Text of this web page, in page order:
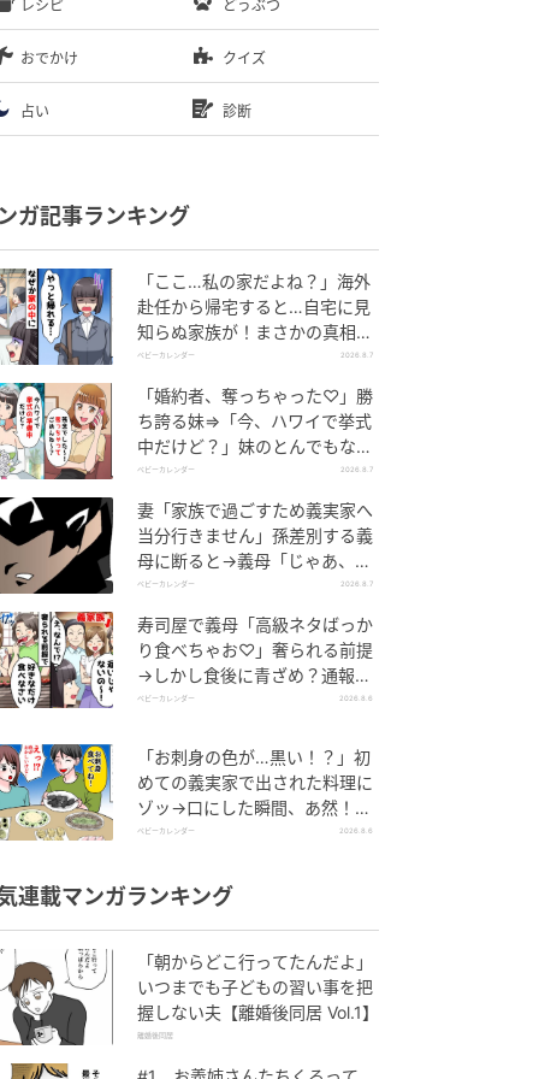
レシピ どうぶつ
おでかけ クイズ
占い 診断
ガ記事ランキング
「ここ…私の家だよね？」海外
赴任から帰宅すると…自宅に見
知らぬ家族が！まさかの真相と
は！？
ベビーカレンダー 2026.8.7
「婚約者、奪っちゃった♡」勝
ち誇る妹⇒「今、ハワイで挙式
中だけど？」妹のとんでもない
勘違いとは
ベビーカレンダー 2026.8.7
妻「家族で過ごすため義実家へ
当分行きません」孫差別する義
母に断ると→義母「じゃあ、私
は…」妻絶句＜こどおじ義兄＞
ベビーカレンダー 2026.8.7
寿司屋で義母「高級ネタばっか
り食べちゃお♡」奢られる前提
→しかし食後に青ざめ？通報さ
れ警察沙汰！
ベビーカレンダー 2026.8.6
「お刺身の色が…黒い！？」初
めての義実家で出された料理に
ゾッ→口にした瞬間、あ然！刺
身の正体は
ベビーカレンダー 2026.8.6
連載マンガランキング
「朝からどこ行ってたんだよ」
いつまでも子どもの習い事を把
握しない夫【離婚後同居 Vol.1】
離婚後同居